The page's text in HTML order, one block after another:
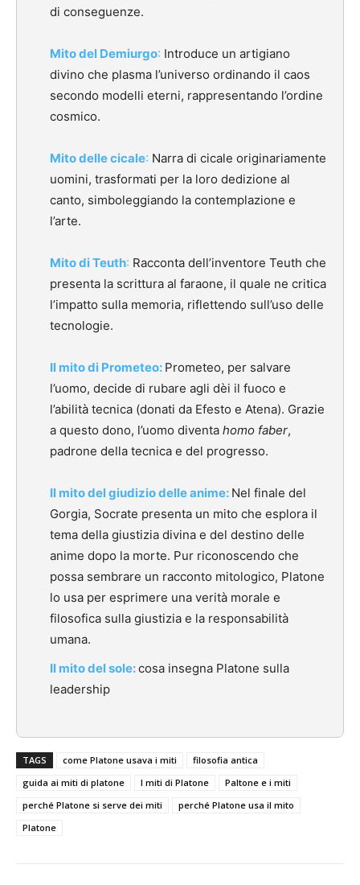
di conseguenze.
Mito del Demiurgo: Introduce un artigiano
divino che plasma l’universo ordinando il caos
secondo modelli eterni, rappresentando l’ordine
cosmico.
Mito delle cicale: Narra di cicale originariamente
uomini, trasformati per la loro dedizione al
canto, simboleggiando la contemplazione e
l’arte.
Mito di Teuth: Racconta dell’inventore Teuth che
presenta la scrittura al faraone, il quale ne critica
l’impatto sulla memoria, riflettendo sull’uso delle
tecnologie.
Il mito di Prometeo: Prometeo, per salvare
l’uomo, decide di rubare agli dèi il fuoco e
l’abilità tecnica (donati da Efesto e Atena). Grazie
a questo dono, l’uomo diventa homo faber,
padrone della tecnica e del progresso.
Il mito del giudizio delle anime: Nel finale del
Gorgia, Socrate presenta un mito che esplora il
tema della giustizia divina e del destino delle
anime dopo la morte. Pur riconoscendo che
possa sembrare un racconto mitologico, Platone
lo usa per esprimere una verità morale e
filosofica sulla giustizia e la responsabilità
umana.
Il mito del sole:cosa insegna Platone sulla
leadership
TAGS come Platone usava i miti
filosofia antica
guida ai miti di platone
I miti di Platone
Paltone e i miti
perché Platone si serve dei miti
perché Platone usa il mito
Platone